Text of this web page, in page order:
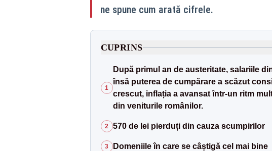
ne spune cum arată cifrele.
CUPRINS
1
După primul an de austeritate, salariile
însă puterea de cumpărare a scăzut
crescut, inflația a avansat într-un ritm
din veniturile românilor.
2 570 de lei pierduți din cauza scumpirilor
3 Domeniile în care se câștigă cel mai bine